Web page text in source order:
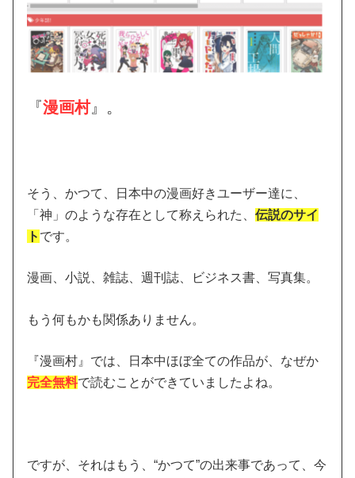
『漫画村』。
そう、かつて、日本中の漫画好きユーザー達に、
「神」のような存在として称えられた、伝説のサイ
ト です。
漫画、小説、雑誌、週刊誌、ビジネス書、写真集。
もう何もかも関係ありません。
『漫画村』では、日本中ほぼ全ての作品が、なぜか
完全無料で読むことができていましたよね。
ですが、それはもう、“かつて”の出来事であって、今